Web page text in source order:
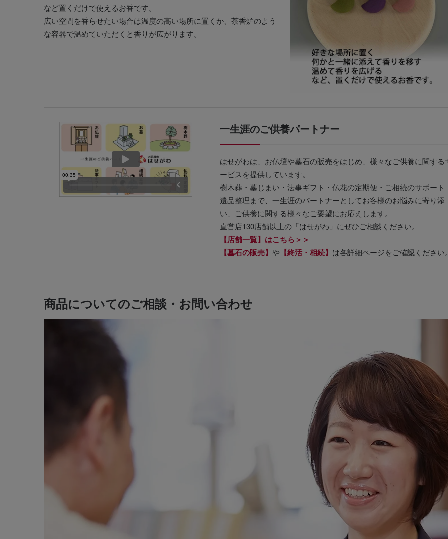
など置くだけで使えるお香です。
広い空間を香らせたい場合は温度の高い場所に置くか、茶香炉のよう
な容器で温めていただくと香りが広がります。
一生涯のご供養パートナー
はせがわは、お仏壇や墓石の販売をはじめ、様々なご供養に関する
ービスを提供しています。
樹木葬・墓じまい・法事ギフト・仏花の定期便・ご相続のサポート
遺品整理まで、一生涯のパートナーとしてお客様のお悩みに寄り添
い、ご供養に関する様々なご要望にお応えします。
直営店130店舗以上の「はせがわ」にぜひご相談ください。
【店舗一覧】はこちら＞＞
【墓石の販売】 や 【終活・相続】 は各詳細ページをご確認ください。
商品についてのご相談・お問い合わせ